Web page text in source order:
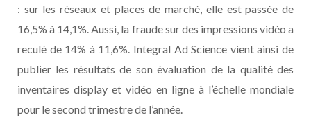
: sur les réseaux et places de marché, elle est passée de
16,5% à 14,1%. Aussi, la fraude sur des impressions vidéo a
reculé de 14% à 11,6%. Integral Ad Science vient ainsi de
publier les résultats de son évaluation de la qualité des
inventaires display et vidéo en ligne à l’échelle mondiale
pour le second trimestre de l’année.